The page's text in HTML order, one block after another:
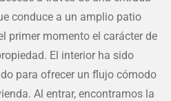
conduce a un amplio patio
primer momento el carácter de
El interior ha sido
para ofrecer un flujo cómodo
Al entrar, encontramos la